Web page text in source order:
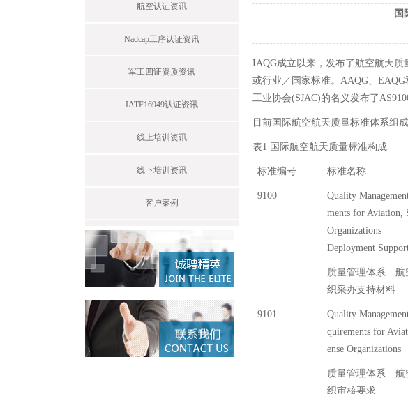
航空认证资讯
Nadcap工序认证资讯
军工四证资质资讯
IATF16949认证资讯
线上培训资讯
线下培训资讯
客户案例
国
IAQG成立以来，发布了航空航天质
或行业／国家标准。AAQG、
工业协会(SJAC)的名义发布了
目前国际航空航天质量标准体系组成
表1 国际航空航天质量标准构成
标准编号 标准名称
9100
Quality
ments for Aviation,
Organizations
Deployment
质量管理体系—航
织采办支持材料
9101
Quality
quirements for
ense Organizations
质量管理体系—航
织审核要求